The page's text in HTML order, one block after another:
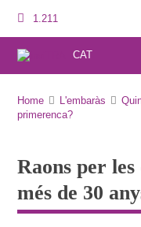
1.211
CAT
Home L'embaràs
primerenca?
Raons per
més de 30